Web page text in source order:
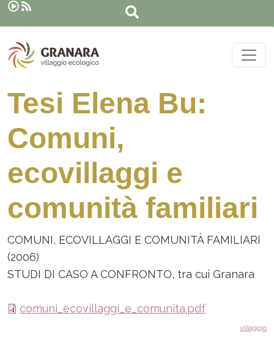
Salta al contenuto principale
Tesi Elena Bu:
Comuni,
ecovillaggi e
comunità familiari
COMUNI, ECOVILLAGGI E COMUNITÀ FAMILIARI
(2006)
STUDI DI CASO A CONFRONTO, tra cui Granara
comuni_ecovillaggi_e_comunita.pdf
villaggio